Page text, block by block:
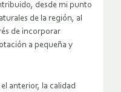
desde mi punto
de la región, al
de incorporar
a pequeña y
anterior, la calidad